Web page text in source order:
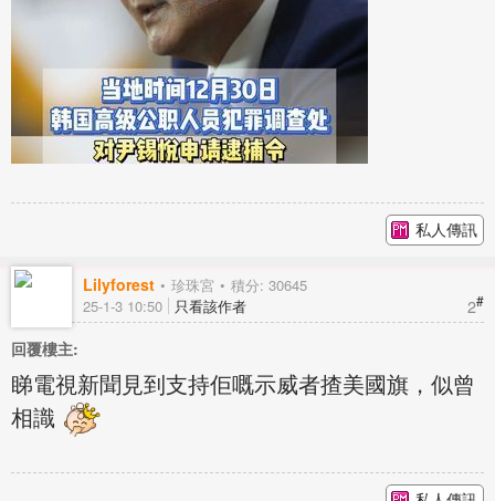
私人傳訊
Lilyforest 珍珠宮 積分: 30645
2#
25-1-3 10:50 只看該作者
回覆樓主:
睇電視新聞見到支持佢嘅示威者揸美國旗，似曾
相識